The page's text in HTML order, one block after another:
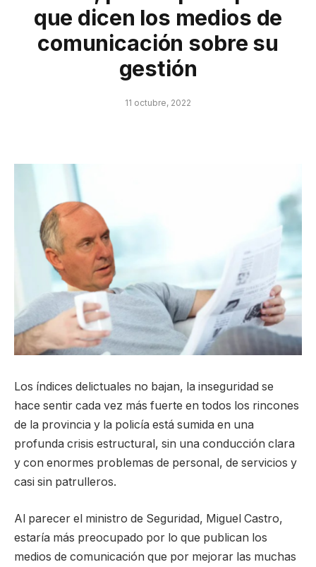
que dicen los medios de
comunicación sobre su
gestión
11 octubre, 2022
Los índices delictuales no bajan, la inseguridad se
hace sentir cada vez más fuerte en todos los rincones
de la provincia y la policía está sumida en una
profunda crisis estructural, sin una conducción clara
y con enormes problemas de personal, de servicios y
casi sin patrulleros.
Al parecer el ministro de Seguridad, Miguel Castro,
estaría más preocupado por lo que publican los
medios de comunicación que por mejorar las muchas